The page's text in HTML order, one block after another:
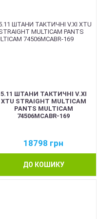
5.11 ШТАНИ ТАКТИЧНІ V.XI
XTU STRAIGHT MULTICAM
PANTS MULTICAM
74506MCABR-169
18798 грн
ДО КОШИКУ